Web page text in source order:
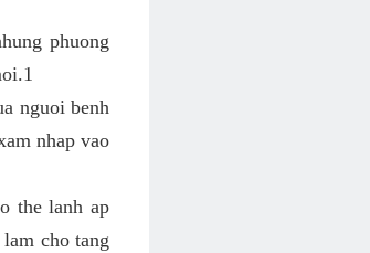
phuong
nguoi benh
nhap vao
the lanh ap
cho tang